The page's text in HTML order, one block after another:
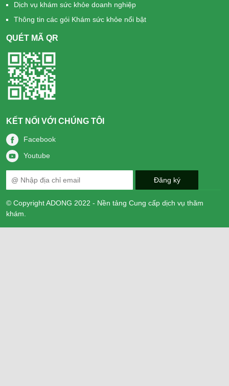
Dịch vụ khám sức khỏe doanh nghiệp
Thông tin các gói Khám sức khỏe nổi bật
QUÉT MÃ QR
KẾT NỐI VỚI CHÚNG TÔI
Facebook
Youtube
© Copyright ADONG 2022 - Nền tảng Cung cấp dịch vụ thăm
khám.